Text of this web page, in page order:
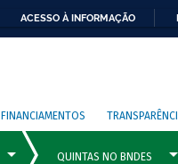
ACESSO À INFORMAÇÃO
FINANCIAMENTOS